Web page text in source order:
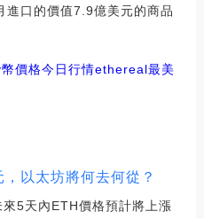
進口的價值7.9億美元的商品
價格今日行情ethereal最美
以太坊將何去何從？
5天內ETH價格預計將上漲